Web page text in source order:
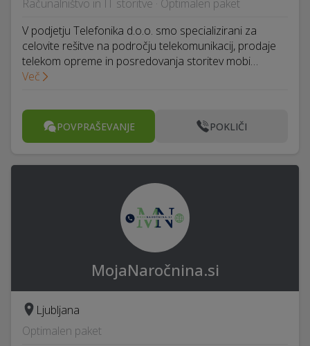
Računalništvo in IT storitve · Optimalen paket
V podjetju Telefonika d.o.o. smo specializirani za
celovite rešitve na področju telekomunikacij, prodaje
telekom opreme in posredovanja storitev mobi…
Več
POVPRAŠEVANJE POKLIČI
MojaNaročnina.si
Ljubljana
Optimalen paket